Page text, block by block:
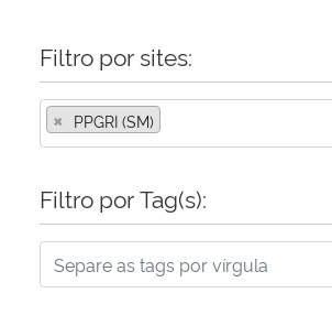
Filtro por sites:
× PPGRI (SM)
Filtro por Tag(s):